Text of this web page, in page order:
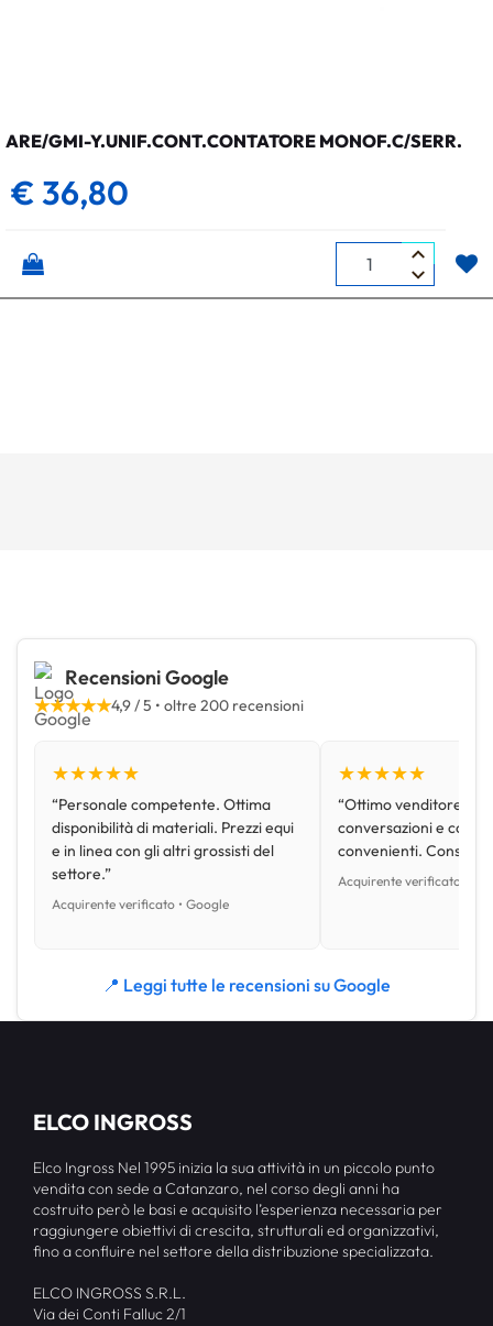
ARE/GMI-Y.UNIF.CONT.CONTATORE MONOF.C/SERR.
€ 36,80
Quantità
Recensioni Google
★★★★★4,9 / 5 • oltre 200 recensioni
★★★★★
“Personale competente. Ottima
disponibilità di materiali. Prezzi equi
e in linea con gli altri grossisti del
settore.”
Acquirente verificato • Google
★★★★★
“Ottimo venditore,
conversazioni e con
convenienti.
Acquirente verificato •
📍 Leggi tutte le recensioni su Google
ELCO INGROSS
Elco Ingross Nel 1995 inizia la sua attività in un piccolo punto
vendita con sede a Catanzaro, nel corso degli anni ha
costruito però le basi e acquisito l’esperienza necessaria per
raggiungere obiettivi di crescita, strutturali ed organizzativi,
fino a confluire nel settore della distribuzione specializzata.
ELCO INGROSS S.R.L.
Via dei Conti Falluc 2/1